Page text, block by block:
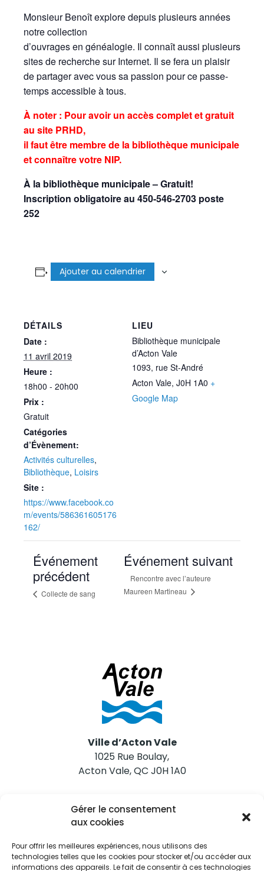
Gérer le consentement
aux cookies
Pour offrir les meilleures expériences, nous utilisons des
technologies telles que les cookies pour stocker et/ou accéder aux
informations des appareils. Le fait de consentir à ces technologies
Monsieur Benoît explore depuis plusieurs années
notre collection
d’ouvrages en généalogie. Il connaît aussi plusieurs
sites de recherche sur Internet. Il se fera un plaisir
de partager avec vous sa passion pour ce passe-
temps accessible à tous.
À noter : Pour avoir un accès complet et gratuit
au site PRHD,
il faut être membre de la bibliothèque municipale
et connaître votre NIP.
À la bibliothèque municipale – Gratuit!
Inscription obligatoire au 450-546-2703 poste
252
Ajouter au calendrier
DÉTAILS
Date :
11 avril 2019
Heure :
18h00 - 20h00
Prix :
Gratuit
Catégories
d’Évènement:
Activités culturelles,
Bibliothèque, Loisirs
Site :
https://www.facebook.co
m/events/586361605176
162/
LIEU
Bibliothèque municipale
d’Acton Vale
1093, rue St-André
Acton Vale, J0H 1A0 +
Google Map
Événement
précédent
Collecte de sang
Événement suivant
Rencontre avec l’auteure
Maureen Martineau
Ville d’Acton Vale
1025 Rue Boulay,
Acton Vale, QC J0H 1A0
Nous joindre
Tél. 450 546-2703